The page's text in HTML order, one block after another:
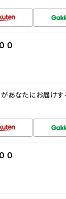
０
あなたにお届け
０